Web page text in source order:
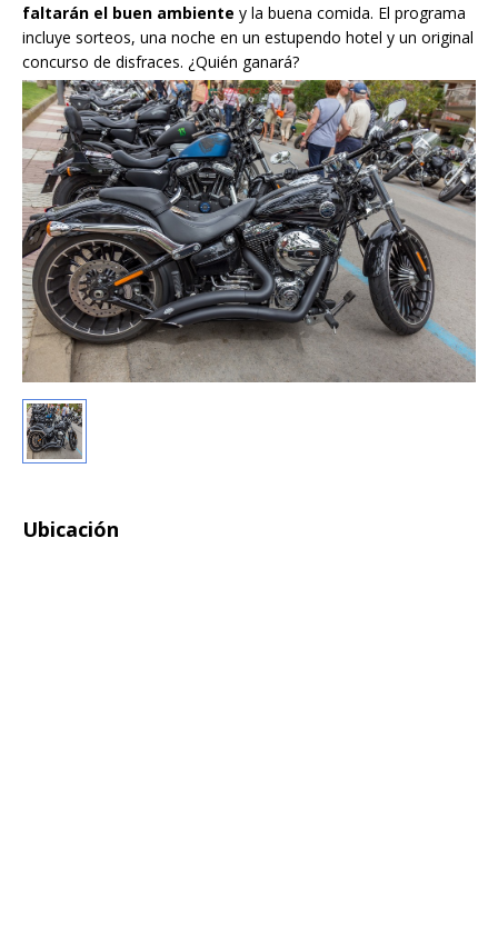
faltarán el buen ambiente y la buena comida. El programa
incluye sorteos, una noche en un estupendo hotel y un original
concurso de disfraces. ¿Quién ganará?
Ubicación